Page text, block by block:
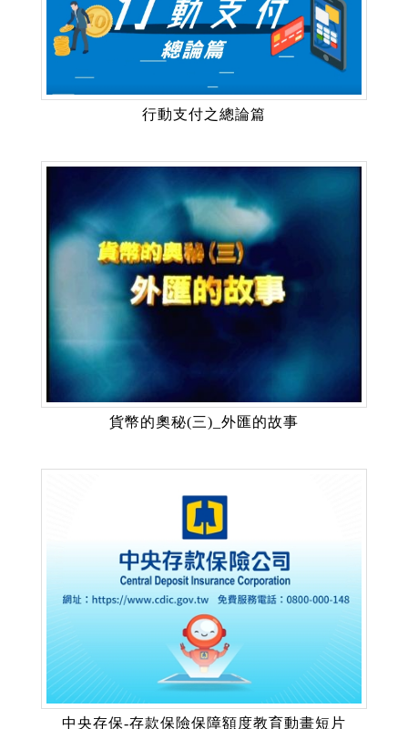
行動支付之總論篇
貨幣的奧秘(三)_外匯的故事
中央存保-存款保險保障額度教育動畫短片